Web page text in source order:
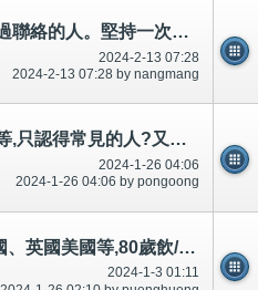
,年青20歲多點。唔/不按照吩咐,住/送老人院、安老院
2024-2-13 07:28
2024-2-13 07:28 by nangmang
生講。出院,長期照顧的家人自己照顧
2024-1-26 04:06
2024-1-26 04:06 by pongoong
等,80歲飲/喝8杯水?20歲40杯?
2024-1-3 01:11